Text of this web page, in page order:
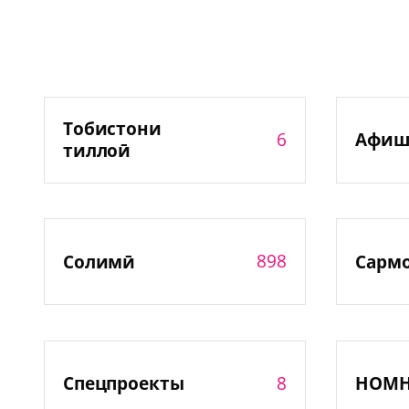
Тобистони
тиллоӣ
6
Солимӣ 898
Спецпроекты 8